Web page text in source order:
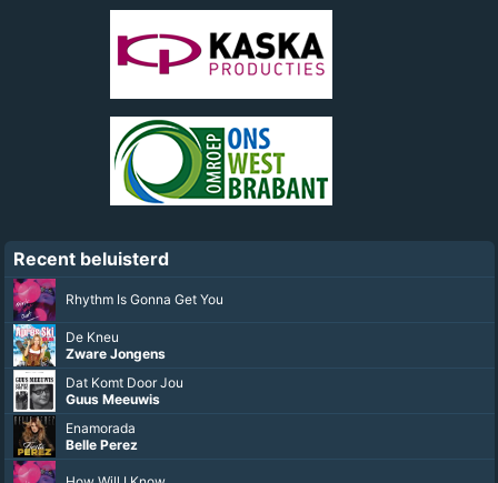
Recent beluisterd
Rhythm Is Gonna Get You
De Kneu
Zware Jongens
Dat Komt Door Jou
Guus Meeuwis
Enamorada
Belle Perez